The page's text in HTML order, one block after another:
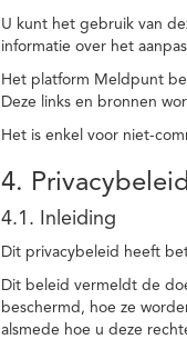
U kunt het gebruik van
informatie over het
Het platform Meldpunt
Deze links en bronnen
Het is enkel voor niet-
4. Privacybeleid
4.1. Inleiding
Dit privacybeleid heeft
Dit beleid vermeldt de
beschermd, hoe ze
alsmede hoe u deze